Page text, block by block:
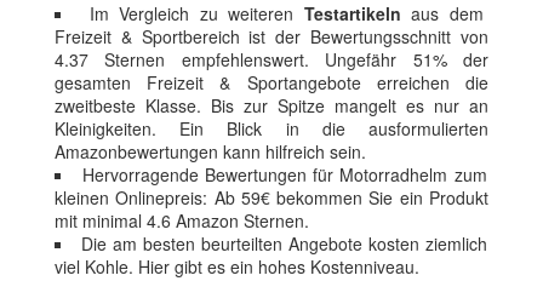
Im Vergleich zu weiteren Testartikeln aus dem
Freizeit & Sportbereich ist der Bewertungsschnitt von
4.37 Sternen empfehlenswert. Ungefähr 51% der
gesamten Freizeit & Sportangebote erreichen die
zweitbeste Klasse. Bis zur Spitze mangelt es nur an
Kleinigkeiten. Ein Blick in die ausformulierten
Amazonbewertungen kann hilfreich sein.
Hervorragende Bewertungen für Motorradhelm zum
kleinen Onlinepreis: Ab 59€ bekommen Sie ein Produkt
mit minimal 4.6 Amazon Sternen.
Die am besten beurteilten Angebote kosten ziemlich
viel Kohle. Hier gibt es ein hohes Kostenniveau.